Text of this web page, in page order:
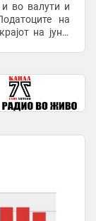
во валути и
на јуни,